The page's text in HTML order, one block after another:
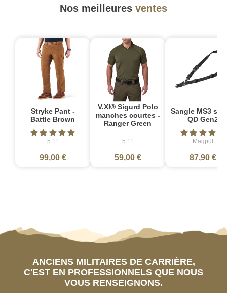
Nos meilleures ventes
Stryke Pant -
Battle Brown
5.11
99,00 €
V.XI® Sigurd Polo
manches courtes -
Ranger Green
5.11
59,00 €
Sangle MS3
QD Gen2
Magpul
87,90 €
ANCIENS MILITAIRES DE CARRIÈRE,
C'EST EN PROFESSIONNELS QUE NOUS
VOUS RENSEIGNONS.